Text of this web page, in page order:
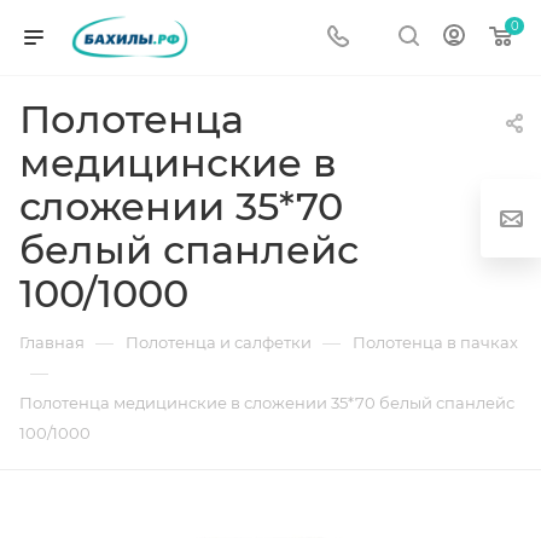
0
Полотенца
медицинские в
сложении 35*70
белый спанлейс
100/1000
Главная — Полотенца и салфетки — Полотенца в пачках
—
Полотенца медицинские в сложении 35*70 белый спанлейс
100/1000